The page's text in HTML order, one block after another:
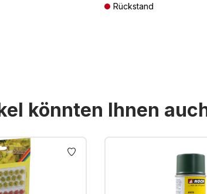
Rückstand
könnten Ihnen